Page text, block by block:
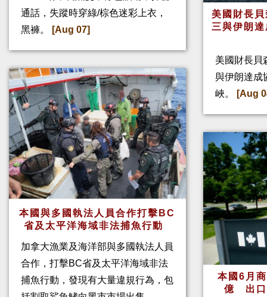
通話，失蹤時穿綠/棕色迷彩上衣，
黑褲。
[Aug 07]
本國與多國執法人員合作打擊BC
省及太平洋海域非法捕魚行動
加拿大漁業及海洋部與多國執法人員
合作，打擊BC省及太平洋海域非法
捕魚行動，發現有大量違規行為，包
美國財長
三與伊朗
美國財長貝
與伊朗達成
峽。
[Aug
本國6月
億 出口